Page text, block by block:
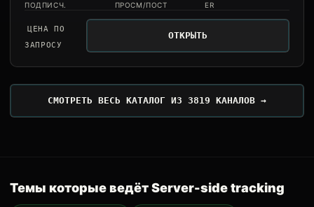
ПОДПИСЧ. ПРОСМ/ПОСТ ER
ЦЕНА ПО
ЗАПРОСУ
ОТКРЫТЬ
СМОТРЕТЬ ВЕСЬ КАТАЛОГ ИЗ 3819 КАНАЛОВ →
Темы которые ведёт Server-side tracking